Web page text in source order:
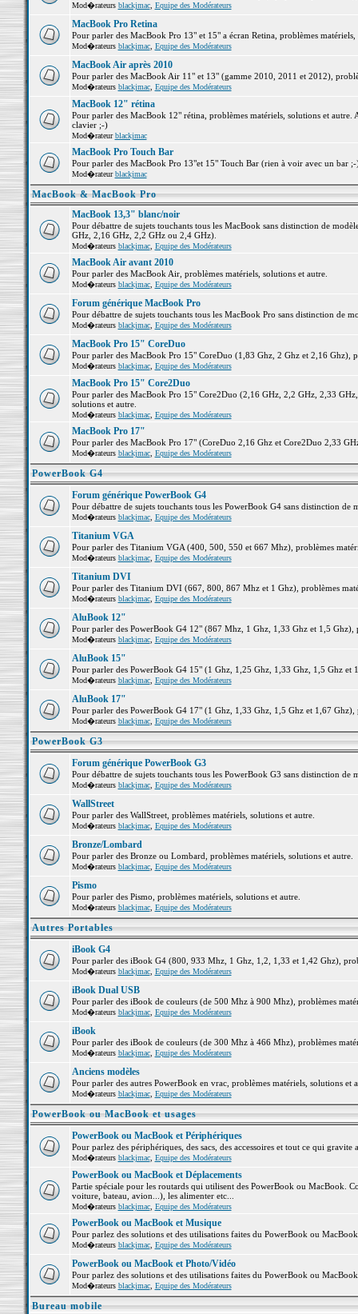
Mod�rateurs blackjmac, Equipe des Modérateurs
MacBook Pro Retina
Pour parler des MacBook Pro 13" et 15" a écran Retina, problèmes matériels,
Mod�rateurs blackjmac, Equipe des Modérateurs
MacBook Air après 2010
Pour parler des MacBook Air 11" et 13" (gamme 2010, 2011 et 2012),
Mod�rateurs blackjmac, Equipe des Modérateurs
MacBook 12" rétina
Pour parler des MacBook 12" rétina, problèmes matériels, solutions et
clavier ;-)
Mod�rateurblackjmac
MacBook Pro Touch Bar
Pour parler des MacBook Pro 13"et 15" Touch Bar (rien à voir avec un bar
Mod�rateurblackjmac
MacBook & MacBook Pro
MacBook 13,3" blanc/noir
Pour débattre de sujets touchants tous les MacBook sans distinction de
GHz, 2,16 GHz, 2,2 GHz ou 2,4 GHz).
Mod�rateurs blackjmac, Equipe des Modérateurs
MacBook Air avant 2010
Pour parler des MacBook Air, problèmes matériels, solutions et autre.
Mod�rateurs blackjmac, Equipe des Modérateurs
Forum générique MacBook Pro
Pour débattre de sujets touchants tous les MacBook Pro sans distinction de
Mod�rateurs blackjmac, Equipe des Modérateurs
MacBook Pro 15" CoreDuo
Pour parler des MacBook Pro 15" CoreDuo (1,83 Ghz, 2 Ghz et 2,16 Ghz),
Mod�rateurs blackjmac, Equipe des Modérateurs
MacBook Pro 15" Core2Duo
Pour parler des MacBook Pro 15" Core2Duo (2,16 GHz, 2,2 GHz, 2,33
solutions et autre.
Mod�rateurs blackjmac, Equipe des Modérateurs
MacBook Pro 17"
Pour parler des MacBook Pro 17" (CoreDuo 2,16 Ghz et Core2Duo 2,33
Mod�rateurs blackjmac, Equipe des Modérateurs
PowerBook G4
Forum générique PowerBook G4
Pour débattre de sujets touchants tous les PowerBook G4 sans distinction de
Mod�rateurs blackjmac, Equipe des Modérateurs
Titanium VGA
Pour parler des Titanium VGA (400, 500, 550 et 667 Mhz), problèmes
Mod�rateurs blackjmac, Equipe des Modérateurs
Titanium DVI
Pour parler des Titanium DVI (667, 800, 867 Mhz et 1 Ghz), problèmes
Mod�rateurs blackjmac, Equipe des Modérateurs
AluBook 12"
Pour parler des PowerBook G4 12" (867 Mhz, 1 Ghz, 1,33 Ghz et 1,5 Ghz),
Mod�rateurs blackjmac, Equipe des Modérateurs
AluBook 15"
Pour parler des PowerBook G4 15" (1 Ghz, 1,25 Ghz, 1,33 Ghz, 1,5 Ghz et
Mod�rateurs blackjmac, Equipe des Modérateurs
AluBook 17"
Pour parler des PowerBook G4 17" (1 Ghz, 1,33 Ghz, 1,5 Ghz et 1,67 Ghz),
Mod�rateurs blackjmac, Equipe des Modérateurs
PowerBook G3
Forum générique PowerBook G3
Pour débattre de sujets touchants tous les PowerBook G3 sans distinction de
Mod�rateurs blackjmac, Equipe des Modérateurs
WallStreet
Pour parler des WallStreet, problèmes matériels, solutions et autre.
Mod�rateurs blackjmac, Equipe des Modérateurs
Bronze/Lombard
Pour parler des Bronze ou Lombard, problèmes matériels, solutions et autre.
Mod�rateurs blackjmac, Equipe des Modérateurs
Pismo
Pour parler des Pismo, problèmes matériels, solutions et autre.
Mod�rateurs blackjmac, Equipe des Modérateurs
Autres Portables
iBook G4
Pour parler des iBook G4 (800, 933 Mhz, 1 Ghz, 1,2, 1,33 et 1,42 Ghz),
Mod�rateurs blackjmac, Equipe des Modérateurs
iBook Dual USB
Pour parler des iBook de couleurs (de 500 Mhz à 900 Mhz), problèmes
Mod�rateurs blackjmac, Equipe des Modérateurs
iBook
Pour parler des iBook de couleurs (de 300 Mhz à 466 Mhz), problèmes
Mod�rateurs blackjmac, Equipe des Modérateurs
Anciens modèles
Pour parler des autres PowerBook en vrac, problèmes matériels, solutions et
Mod�rateurs blackjmac, Equipe des Modérateurs
PowerBook ou MacBook et usages
PowerBook ou MacBook et Périphériques
Pour parlez des périphériques, des sacs, des accessoires et tout ce qui
Mod�rateurs blackjmac, Equipe des Modérateurs
PowerBook ou MacBook et Déplacements
Partie spéciale pour les routards qui utilisent des PowerBook ou MacBook.
voiture, bateau, avion...), les alimenter etc...
Mod�rateurs blackjmac, Equipe des Modérateurs
PowerBook ou MacBook et Musique
Pour parlez des solutions et des utilisations faites du PowerBook ou
Mod�rateurs blackjmac, Equipe des Modérateurs
PowerBook ou MacBook et Photo/Vidéo
Pour parlez des solutions et des utilisations faites du PowerBook ou
Mod�rateurs blackjmac, Equipe des Modérateurs
Bureau mobile